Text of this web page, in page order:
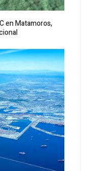
en Matamoros,